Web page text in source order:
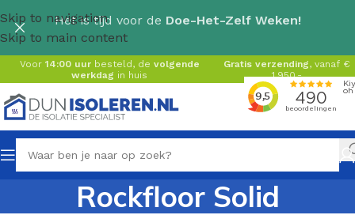
Skip to navigation
Skip to main content
Het is tijd voor de Doe-Het-Zelf Weken!
Voor 14:00 uurbesteld, de volgende
werkdag in huis
Gratis verzending, vanaf €
1.950,-
Rockfloor Solid